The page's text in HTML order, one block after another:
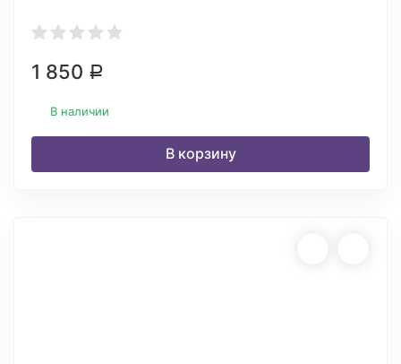
1 850 Р
В наличии
В корзину